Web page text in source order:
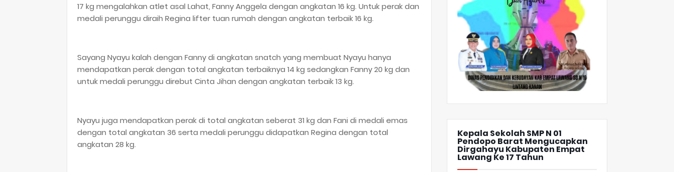
17 kg mengalahkan atlet asal Lahat, Fanny Anggela dengan angkatan 16 kg. Untuk perak dan
medali perunggu diraih Regina lifter tuan rumah dengan angkatan terbaik 16 kg.
Sayang Nyayu kalah dengan Fanny di angkatan snatch yang membuat Nyayu hanya
mendapatkan perak dengan total angkatan terbaiknya 14 kg sedangkan Fanny 20 kg dan
untuk medali perunggu direbut Cinta Jihan dengan angkatan terbaik 13 kg.
Nyayu juga mendapatkan perak di total angkatan seberat 31 kg dan Fani di medali emas
dengan total angkatan 36 serta medali perunggu didapatkan Regina dengan total
angkatan 28 kg.
Kepala Sekolah SMP N 01
Pendopo Barat Mengucapkan
Dirgahayu Kabupaten Empat
Lawang Ke 17 Tahun